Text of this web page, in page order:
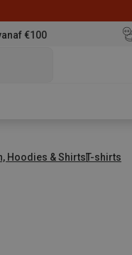
€100
Hoodies & ShirtsT-shirts